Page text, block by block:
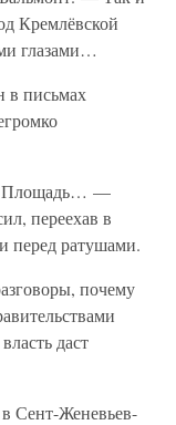
Кремлёвской
глазами…
письмах
Площадь… —
переехав в
перед ратушами.
почему
даст
Сент-Женевьев-